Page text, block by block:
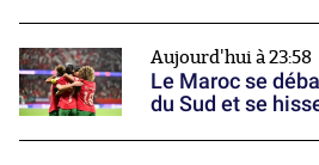
Aujourd'hui à 23:58
Le Maroc se
du Sud et se